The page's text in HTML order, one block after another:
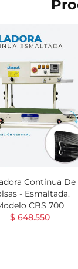
Continua De
- Esmaltada.
CBS 700
$ 648.550